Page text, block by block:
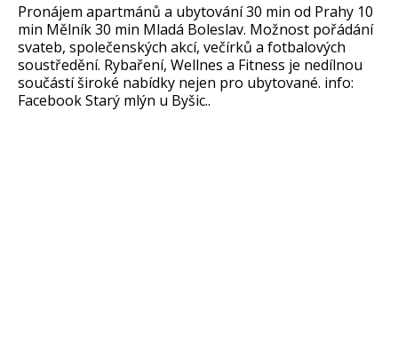
Pronájem apartmánů a ubytování 30 min od Prahy 10
min Mělník 30 min Mladá Boleslav. Možnost pořádání
svateb, společenských akcí, večírků a fotbalových
soustředění. Rybaření, Wellnes a Fitness je nedílnou
součástí široké nabídky nejen pro ubytované. info:
Facebook Starý mlýn u Byšic..